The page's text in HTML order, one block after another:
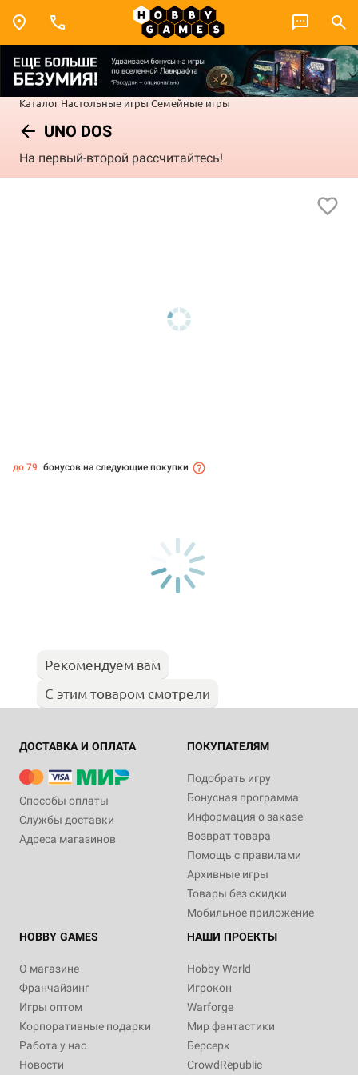
Каталог Настольные игры Семейные игры
UNO DOS
На первый-второй рассчитайтесь!
до 79 бонусов на следующие покупки
Рекомендуем вам
С этим товаром смотрели
ДОСТАВКА И ОПЛАТА
Способы оплаты
Службы доставки
Адреса магазинов
ПОКУПАТЕЛЯМ
Подобрать игру
Бонусная программа
Информация о заказе
Возврат товара
Помощь с правилами
Архивные игры
Товары без скидки
Мобильное приложение
HOBBY GAMES
О магазине
Франчайзинг
Игры оптом
Корпоративные подарки
Работа у нас
Новости
НАШИ ПРОЕКТЫ
Hobby World
Игрокон
Warforge
Мир фантастики
Берсерк
CrowdRepublic